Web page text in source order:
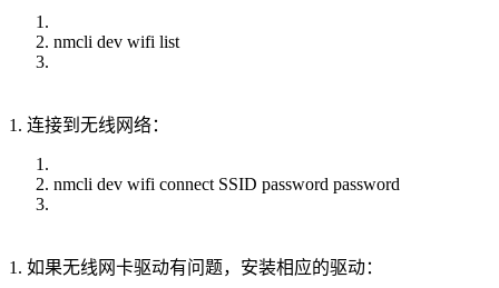
nmcli dev wifi list
1. 连接到无线网络：
nmcli dev wifi connect SSID password password
1. 如果无线网卡驱动有问题，安装相应的驱动：